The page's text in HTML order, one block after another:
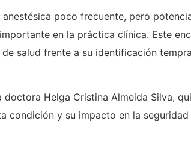
poco frecuente, pero
en la práctica clínica. Este
salud frente a su identificación
Helga Cristina Almeida Silva,
condición y su impacto en la seguridad